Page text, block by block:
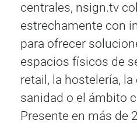
centrales, nsign.tv
estrechamente con
para ofrecer
espacios físicos de
retail, la hostelería,
sanidad o el ámbito
Presente en más de